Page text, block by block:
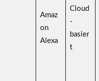
Amaz
on
Alexa
Cloud
-
basier
t